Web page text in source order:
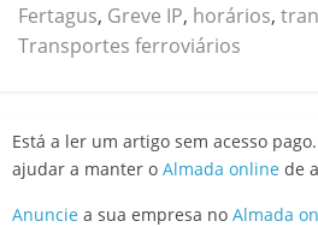
Fertagus, Greve IP, horários,
Transportes ferroviários
Está a ler um artigo sem acesso
ajudar a manter o Almada online de
Anuncie a sua empresa no Almada